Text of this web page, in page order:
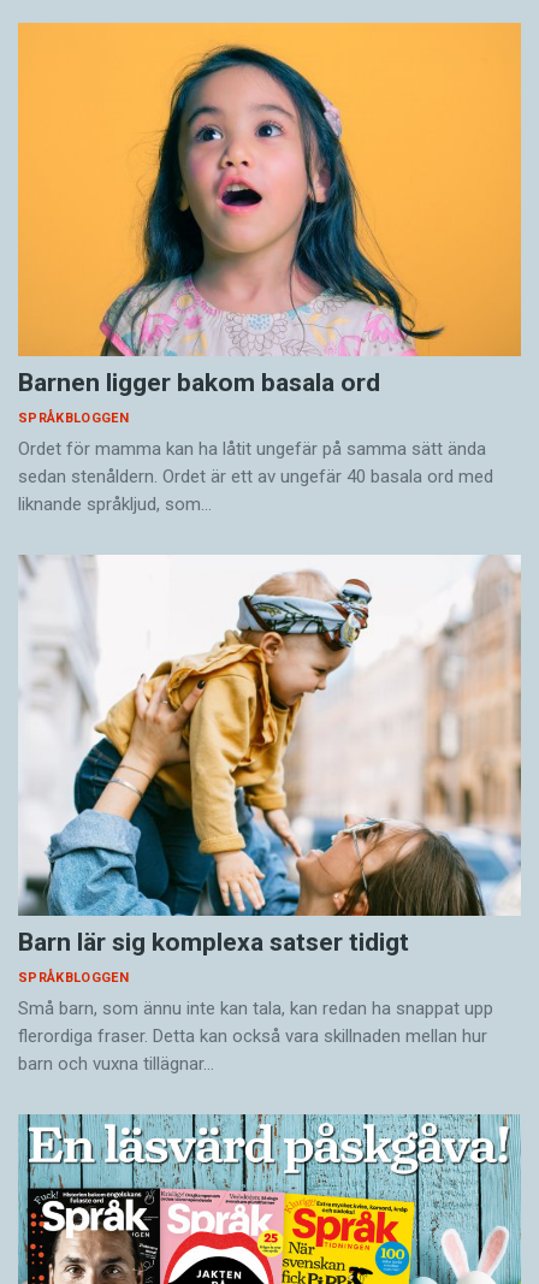
Barnen ligger bakom basala ord
SPRÅKBLOGGEN
Ordet för mamma kan ha låtit ungefär på samma sätt ända
sedan stenåldern. Ordet är ett av ungefär 40 basala ord med
liknande språkljud, som…
Barn lär sig komplexa satser tidigt
SPRÅKBLOGGEN
Små barn, som ännu inte kan tala, kan redan ha snappat upp
flerordiga fraser. Detta kan också vara skillnaden mellan hur
barn och vuxna tillägnar…